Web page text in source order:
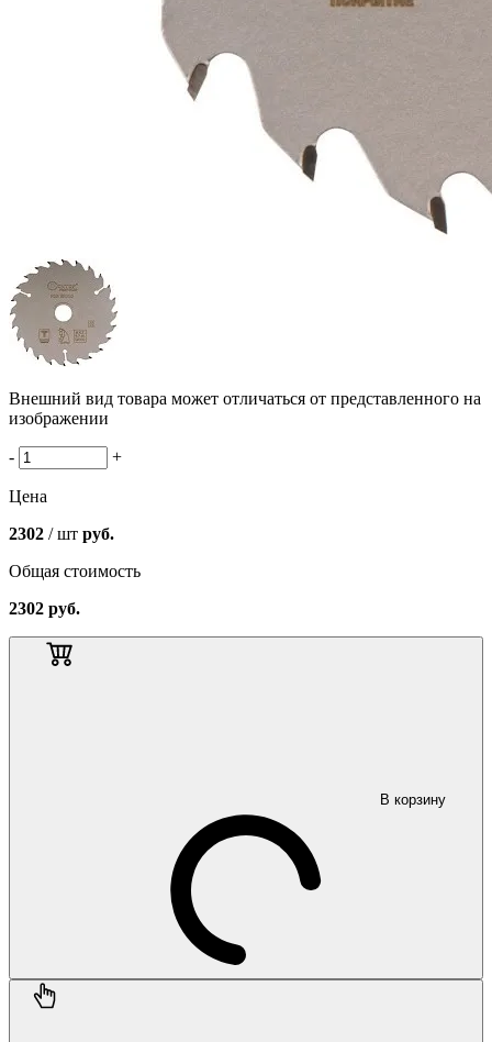
Внешний вид товара может отличаться от представленного на
изображении
- +
Цена
2302 / шт руб.
Общая стоимость
2302 руб.
В корзину